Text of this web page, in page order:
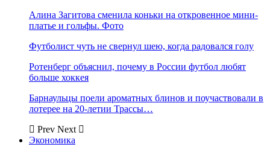
Алина Загитова сменила коньки на откровенное мини-
платье и гольфы. Фото
Футболист чуть не свернул шею, когда радовался голу
Ротенберг объяснил, почему в России футбол любят
больше хоккея
Барнаульцы поели ароматных блинов и поучаствовали в
лотерее на 20-летии Трассы…
Prev Next
Экономика